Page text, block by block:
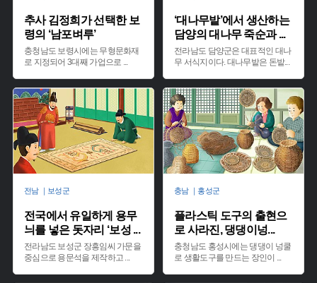
추사 김정희가 선택한 보
령의 ‘남포벼루’
충청남도 보령시에는 무형문화재
로 지정되어 3대째 가업으로 ...
‘대나무밭’에서 생산하는
담양의 대나무 죽순과...
전라남도 담양군은 대표적인 대나
무 서식지이다. 대나무밭은 돈밭...
전남 ｜보성군
전국에서 유일하게 용무
늬를 넣은 돗자리 ‘보성 ...
전라남도 보성군 장흥임씨 가문을
중심으로 용문석을 제작하고 ...
충남 ｜홍성군
플라스틱 도구의 출현으
로 사라진, 댕댕이넝...
충청남도 홍성시에는 댕댕이 넝쿨
로 생활도구를 만드는 장인이 ...